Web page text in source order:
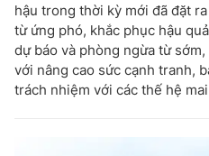
hậu trong thời kỳ mới đã đặt
từ ứng phó, khắc phục hậu
dự báo và phòng ngừa từ
với nâng cao sức cạnh tranh,
trách nhiệm với các thế hệ